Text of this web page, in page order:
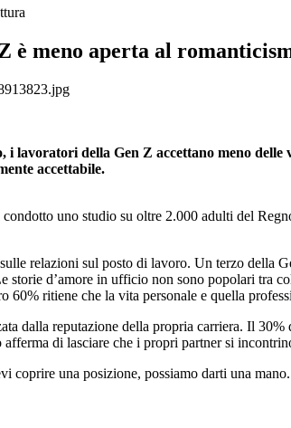
è meno aperta al
i lavoratori della Gen Z accettano meno
accettabile.
uno studio su oltre 2.000 adulti del
relazioni sul posto di lavoro. Un terzo della
storie d’amore in ufficio non sono popolari tra
60% ritiene che la vita personale e quella
dalla reputazione della propria carriera. Il
di lasciare che i propri partner si
coprire una posizione, possiamo darti una mano.